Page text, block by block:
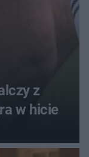
z
w hicie